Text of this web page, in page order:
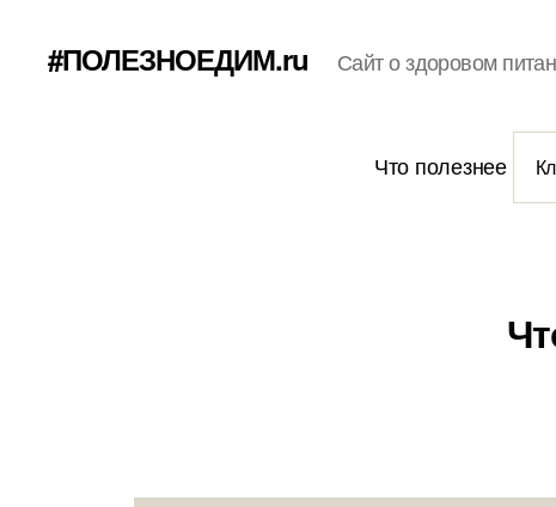
#ПОЛЕЗНОЕДИМ.ru Сайт о здоровом
Что полезнее